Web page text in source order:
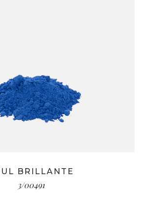
BRILLANTE
3/00491